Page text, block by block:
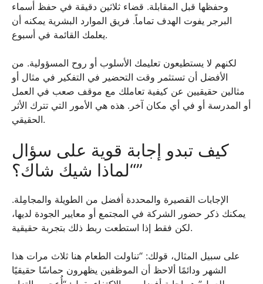
وحفظها قبل المقابلة. قضاء ثلاثين دقيقة في حفظ أسماء
البرجر يفوت الهدف تماماً. فريق الموارد البشرية يمكنه أن
يعلمك القائمة في أسبوع.
لكنهم لا يستطيعون تعليمك الأسلوب أو روح المسؤولية. من
الأفضل أن تستثمر وقت التحضير في التفكير في مثال أو
مثالين حقيقيين عن كيفية تعاملك مع موقف صعب في العمل
أو المدرسة أو في أي مكان آخر. هذه هي الأمور التي تترك الأثر
الحقيقي.
كيف تبدو إجابة قوية على سؤال
“لماذا شيك شاك؟”
الإجابات القصيرة والمحددة أفضل من الطويلة والمجامِلة.
يمكنك ذكر حضور الشركة في المجتمع أو معايير الجودة لديها،
لكن فقط إذا استطعت ربط ذلك بتجربة حقيقية.
على سبيل المثال، قولك: “تناولت الطعام هنا ثلاث مرات هذا
الشهر ودائمًا ألاحظ أن الموظفين يظهرون حماسًا حقيقيًا